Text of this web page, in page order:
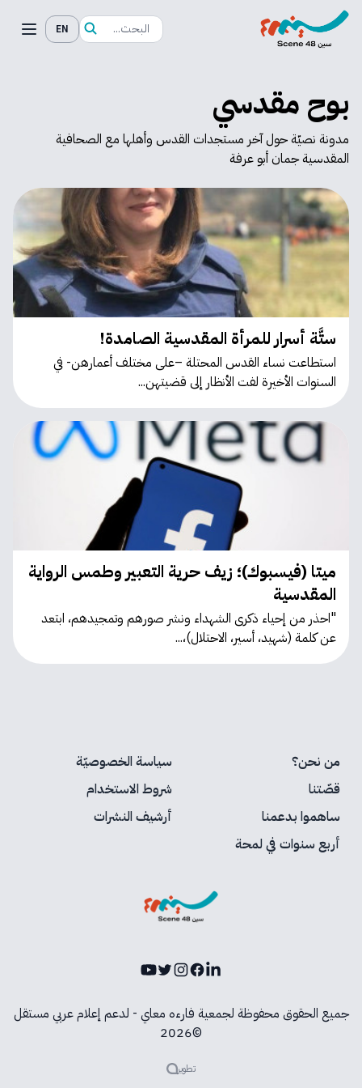
EN
بوح مقدسي
مدونة نصيّة حول آخر مستجدات القدس وأهلها مع الصحافية
المقدسية جمان أبو عرفة
ستَّة أسرار للمرأة المقدسية الصامدة!
استطاعت نساء القدس المحتلة –على مختلف أعمارهن- في
السنوات الأخيرة لفت الأنظار إلى قضيتهن...
ميتا (فيسبوك)؛ زيف حرية التعبير وطمس الرواية
المقدسية
"احذر من إحياء ذكرى الشهداء ونشر صورهم وتمجيدهم، ابتعد
عن كلمة (شهيد، أسير، الاحتلال)،...
من نحن؟
سياسة الخصوصيّة
قصّتنا
شروط الاستخدام
ساهموا بدعمنا
أرشيف النشرات
أربع سنوات في لمحة
LinkedIn
Facebook
Instagram
Twitter
Youtube
جميع الحقوق محفوظة لجمعية فارءه معاي - لدعم إعلام عربي مستقل
©2026
تطوير